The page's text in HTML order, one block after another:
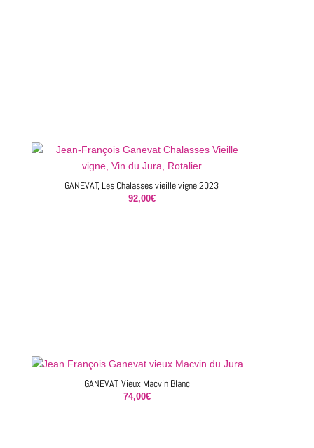
GANEVAT, Les Chalasses vieille vigne 2023
92,00€
GANEVAT, Vieux Macvin Blanc
74,00€